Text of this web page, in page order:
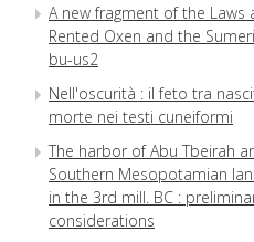
A new fragment of the Laws
Rented Oxen and the
bu-us2
Nell'oscurità : il feto tra
morte nei testi cuneiformi
The harbor of Abu Tbeirah
Southern Mesopotamian
in the 3rd mill. BC :
considerations